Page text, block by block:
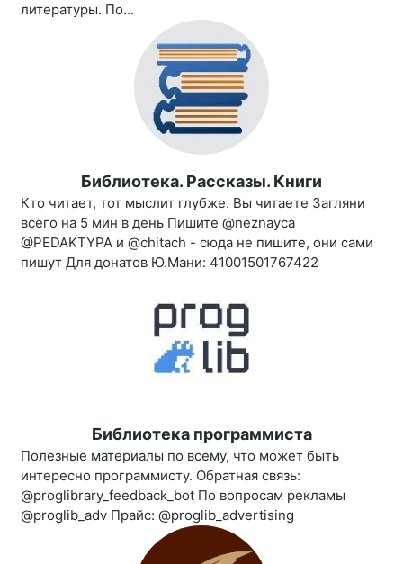
литературы. По...
Библиотека. Рассказы. Книги
Кто читает, тот мыслит глубже. Вы читаете Загляни
всего на 5 мин в день Пишите @neznayca
@PEDAKTYPA и @chitach - сюда не пишите, они сами
пишут Для донатов Ю.Мани: 41001501767422
Библиотека программиста
Полезные материалы по всему, что может быть
интересно программисту. Обратная связь:
@proglibrary_feedback_bot По вопросам рекламы
@proglib_adv Прайс: @proglib_advertising